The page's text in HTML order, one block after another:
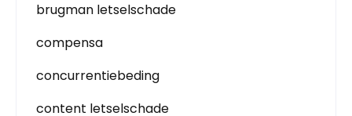
brugman letselschade
compensa
concurrentiebeding
content letselschade